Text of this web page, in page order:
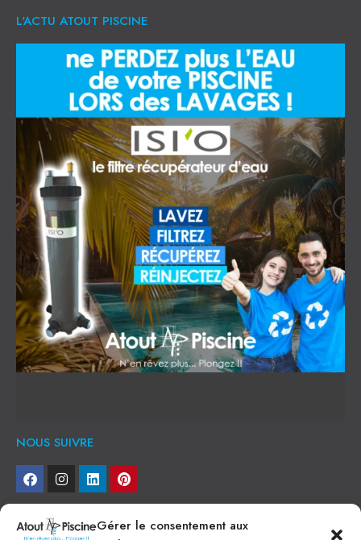
Gérer le consentement aux
L'ACTU ATOUT PISCINE
NOUS SUIVRE
NEWSLETTER